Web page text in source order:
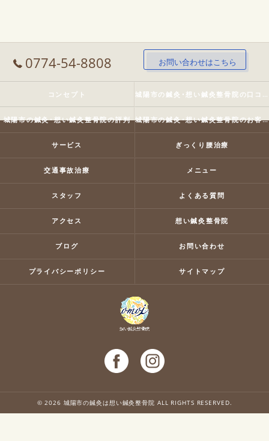
0774-54-8808 お問い合わせはこちら
コンセプト 城陽市の鍼灸･想い鍼灸整骨院の口コミ情報
城陽市の鍼灸･想い鍼灸整骨院の評判 城陽市の鍼灸･想い鍼灸整骨院のお客様の声
サービス ぎっくり腰治療
交通事故治療 メニュー
スタッフ よくある質問
アクセス 想い鍼灸整骨院
ブログ お問い合わせ
プライバシーポリシー サイトマップ
© 2026 城陽市の鍼灸は想い鍼灸整骨院 ALL RIGHTS RESERVED.